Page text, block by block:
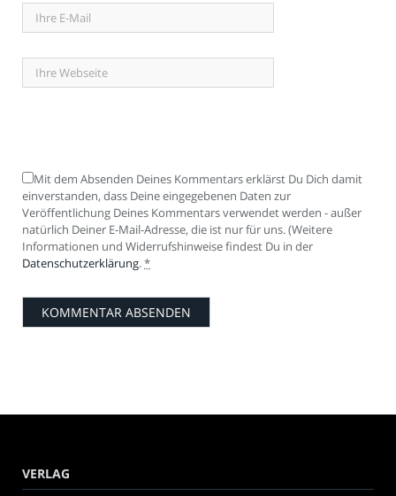
Mit dem Absenden Deines Kommentars erklärst Du Dich damit
einverstanden, dass Deine eingegebenen Daten zur
Veröffentlichung Deines Kommentars verwendet werden - außer
natürlich Deiner E-Mail-Adresse, die ist nur für uns. (Weitere
Informationen und Widerrufshinweise findest Du in der
Datenschutzerklärung.*
VERLAG